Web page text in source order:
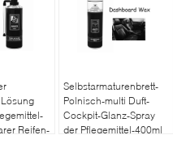
Reifen-
Selbstarmaturenbrett-
Polnisch-multi Duft-
Cockpit-Glanz-Spray
der Pflegemittel-400ml